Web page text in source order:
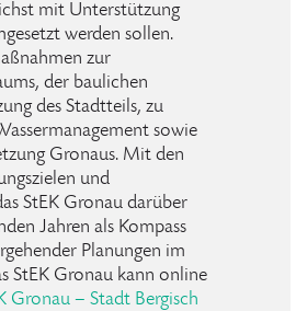
mit Unterstützung
werden sollen.
zur
der baulichen
des Stadtteils, zu
sowie
Gronaus. Mit den
und
StEK Gronau darüber
Jahren als Kompass
Planungen im
StEK Gronau kann online
Gronau – Stadt Bergisch